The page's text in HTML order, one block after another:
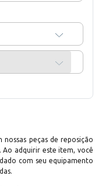
peças de reposição
adquirir este item, você
com seu equipamento